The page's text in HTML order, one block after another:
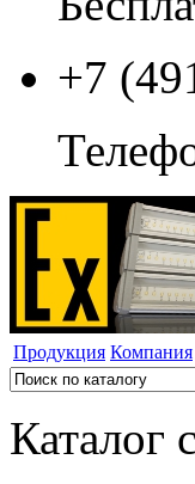
+7
Продукция Компания
Каталог